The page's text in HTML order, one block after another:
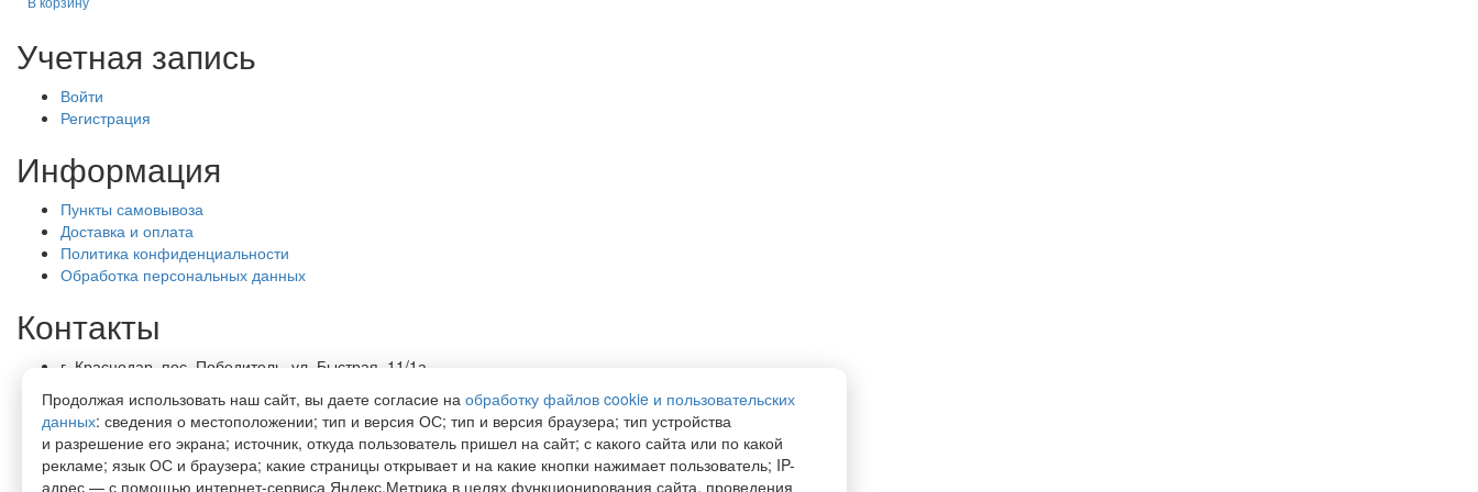
Учетная запись
Войти
Регистрация
Информация
Пункты самовывоза
Доставка и оплата
Политика конфиденциальности
Обработка персональных данных
Контакты
г. Краснодар, пос. Победитель, ул. Быстрая, 11/1а
Пн-Пт 9.00 — 18.00
office@lirapack.com
Посмотреть на карте
Продолжая использовать наш сайт, вы даете согласие на обработку файлов cookie и пользовательских
данных: сведения о местоположении; тип и версия ОС; тип и версия браузера; тип устройства
и разрешение его экрана; источник, откуда пользователь пришел на сайт; с какого сайта или по какой
рекламе; язык ОС и браузера; какие страницы открывает и на какие кнопки нажимает пользователь; IP-
адрес — с помощью интернет-сервиса Яндекс.Метрика в целях функционирования сайта, проведения